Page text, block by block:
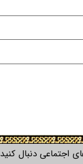
اجتماعی دنبال کنید